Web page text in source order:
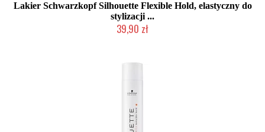
Lakier Schwarzkopf Silhouette Flexible Hold, elastyczny do
stylizacji ...
39,90 zł